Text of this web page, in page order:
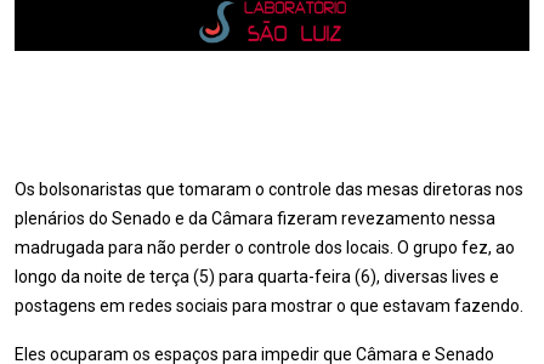
Os bolsonaristas que tomaram o controle das mesas diretoras nos
plenários do Senado e da Câmara fizeram revezamento nessa
madrugada para não perder o controle dos locais. O grupo fez, ao
longo da noite de terça (5) para quarta-feira (6), diversas lives e
postagens em redes sociais para mostrar o que estavam fazendo.
Eles ocuparam os espaços para impedir que Câmara e Senado